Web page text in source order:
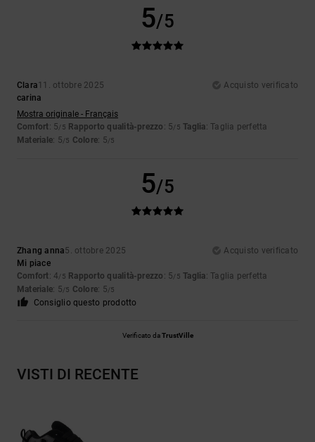
5/5
Clara11. ottobre 2025
Acquisto verificato
carina
Mostra originale - Français
Comfort: 5/5 Rapporto qualità-prezzo : 5/5 Taglia: Taglia perfetta
Materiale: 5/5 Colore: 5/5
5/5
Zhang anna5. ottobre 2025
Acquisto verificato
Mi piace
Comfort: 4/5 Rapporto qualità-prezzo : 5/5 Taglia: Taglia perfetta
Materiale: 5/5 Colore: 5/5
Consiglio questo prodotto
Verificato daTrustVille
VISTI DI RECENTE